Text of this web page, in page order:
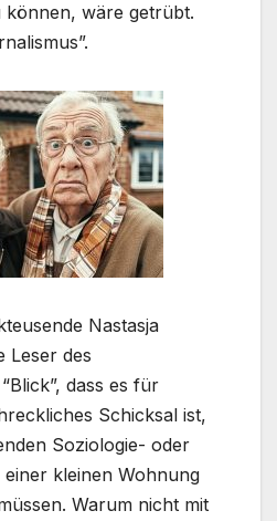
wäre getrübt.
Nastasja
Leser des
dass es für
Schicksal ist,
Soziologie- oder
kleinen Wohnung
Warum nicht mit